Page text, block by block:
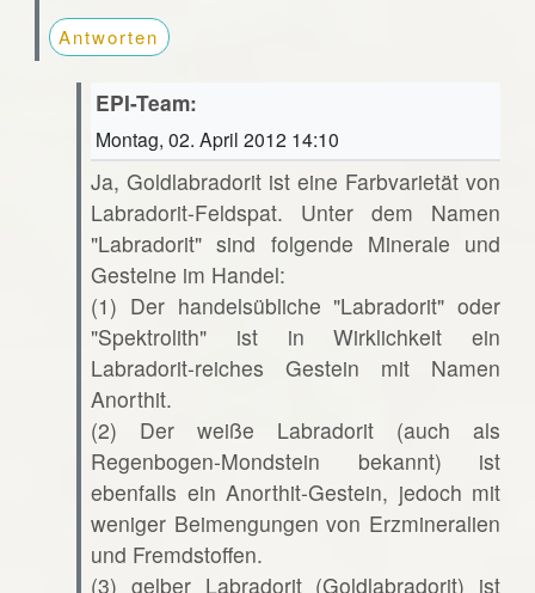
Antworten
EPI-Team:
Montag, 02. April 2012 14:10
Ja, Goldlabradorit ist eine Farbvarietät von
Labradorit-Feldspat. Unter dem Namen
"Labradorit" sind folgende Minerale und
Gesteine im Handel:
(1) Der handelsübliche "Labradorit" oder
"Spektrolith" ist in Wirklichkeit ein
Labradorit-reiches Gestein mit Namen
Anorthit.
(2) Der weiße Labradorit (auch als
Regenbogen-Mondstein bekannt) ist
ebenfalls ein Anorthit-Gestein, jedoch mit
weniger Beimengungen von Erzmineralien
und Fremdstoffen.
(3) gelber Labradorit (Goldlabradorit) ist